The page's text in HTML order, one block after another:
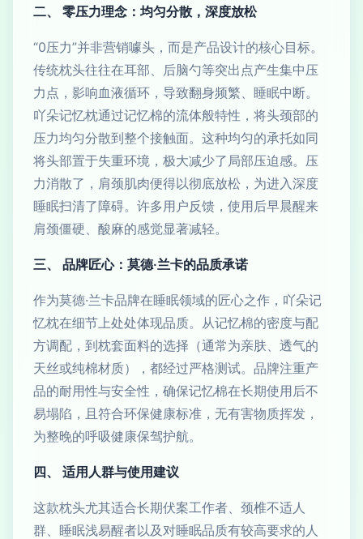
二、 零压力理念：均匀分散，深度放松
“0压力”并非营销噱头，而是产品设计的核心目标。
传统枕头往往在耳部、后脑勺等突出点产生集中压
力点，影响血液循环，导致翻身频繁、睡眠中断。
吖朵记忆枕通过记忆棉的流体般特性，将头颈部的
压力均匀分散到整个接触面。这种均匀的承托如同
将头部置于失重环境，极大减少了局部压迫感。压
力消散了，肩颈肌肉便得以彻底放松，为进入深度
睡眠扫清了障碍。许多用户反馈，使用后早晨醒来
肩颈僵硬、酸麻的感觉显著减轻。
三、 品牌匠心：莫德·兰卡的品质承诺
作为莫德·兰卡品牌在睡眠领域的匠心之作，吖朵记
忆枕在细节上处处体现品质。从记忆棉的密度与配
方调配，到枕套面料的选择（通常为亲肤、透气的
天丝或纯棉材质），都经过严格测试。品牌注重产
品的耐用性与安全性，确保记忆棉在长期使用后不
易塌陷，且符合环保健康标准，无有害物质挥发，
为整晚的呼吸健康保驾护航。
四、 适用人群与使用建议
这款枕头尤其适合长期伏案工作者、颈椎不适人
群、睡眠浅易醒者以及对睡眠品质有较高要求的人